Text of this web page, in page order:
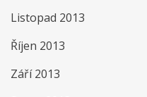
Listopad 2013
Říjen 2013
Září 2013